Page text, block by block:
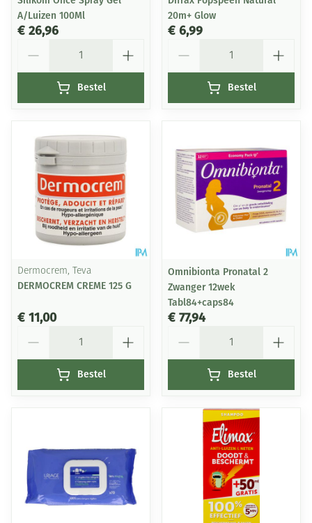
A/Luizen 100Ml
€ 26,96
Bestel
20m+ Glow
€ 6,99
Bestel
Dermocrem, Teva
DERMOCREM CREME 125 G
€ 11,00
Bestel
Omnibionta Pronatal 2
Zwanger 12wek
Tabl84+caps84
€ 77,94
Bestel